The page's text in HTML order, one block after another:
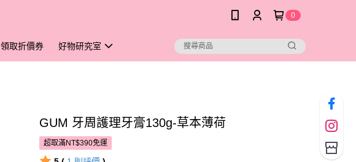
0
領取折價券 好物研究室
GUM 牙周護理牙膏130g-草本薄荷
超取滿NT$390免運